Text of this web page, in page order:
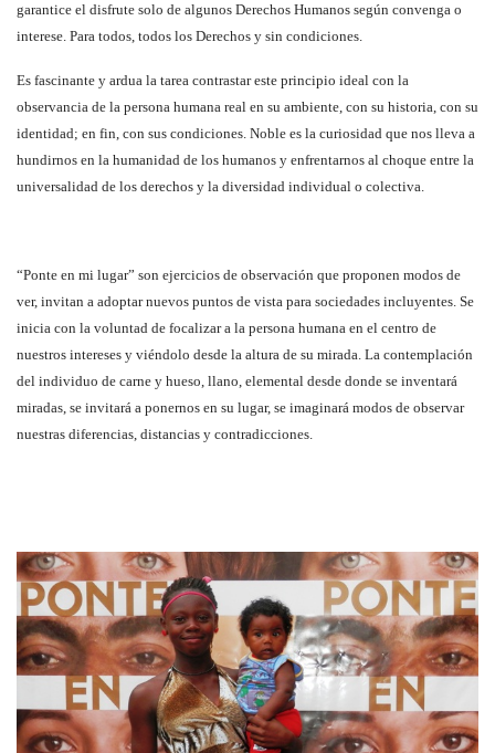
garantice el disfrute solo de algunos Derechos Humanos según convenga o
interese. Para todos, todos los Derechos y sin condiciones.
Es fascinante y ardua la tarea contrastar este principio ideal con la
observancia de la persona humana real en su ambiente, con su historia, con su
identidad; en fin, con sus condiciones. Noble es la curiosidad que nos lleva a
hundirnos en la humanidad de los humanos y enfrentarnos al choque entre la
universalidad de los derechos y la diversidad individual o colectiva.
“Ponte en mi lugar” son ejercicios de observación que proponen modos de
ver, invitan a adoptar nuevos puntos de vista para sociedades incluyentes. Se
inicia con la voluntad de focalizar a la persona humana en el centro de
nuestros intereses y viéndolo desde la altura de su mirada. La contemplación
del individuo de carne y hueso, llano, elemental desde donde se inventará
miradas, se invitará a ponernos en su lugar, se imaginará modos de observar
nuestras diferencias, distancias y contradicciones.